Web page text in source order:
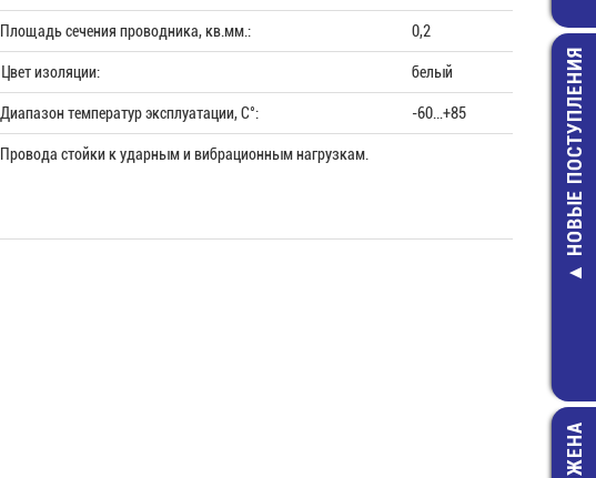
NT-10A
колодка 10
400В
НОВЫЕ ПОСТУПЛЕНИЯ
Площадь сечения проводника, кв.мм.: 0,2
Цвет изоляции: белый
Диапазон температур эксплуатации, С°: -60…+85
Провода стойки к ударным и вибрационным нагрузкам.